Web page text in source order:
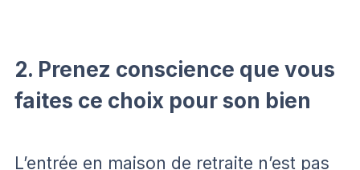
2. Prenez conscience que vous
faites ce choix pour son bien
L’entrée en maison de retraite n’est pas